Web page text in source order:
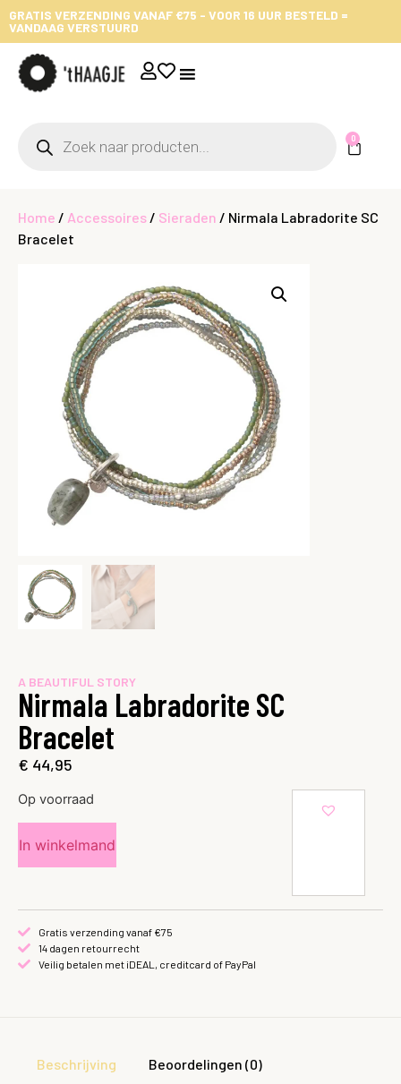
GRATIS VERZENDING VANAF €75 - VOOR 16 UUR BESTELD =
VANDAAG VERSTUURD
0
Home / Accessoires / Sieraden / Nirmala Labradorite SC
Bracelet
A BEAUTIFUL STORY
Nirmala Labradorite SC
Bracelet
€ 44,95
Op voorraad
In winkelmand
Gratis verzending vanaf €75
14 dagen retourrecht
Veilig betalen met iDEAL, creditcard of PayPal
Beschrijving Beoordelingen (0)